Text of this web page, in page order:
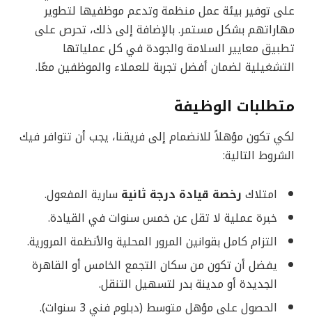
على توفير بيئة عمل منظمة وتدعم موظفيها لتطوير
مهاراتهم بشكل مستمر. بالإضافة إلى ذلك، تحرص على
تطبيق معايير السلامة والجودة في كل عملياتها
التشغيلية لضمان أفضل تجربة للعملاء والموظفين معًا.
متطلبات الوظيفة
لكي تكون مؤهلاً للانضمام إلى فريقنا، يجب أن تتوافر فيك
الشروط التالية:
امتلاك رخصة قيادة درجة ثانية سارية المفعول.
خبرة عملية لا تقل عن خمس سنوات في القيادة.
التزام كامل بقوانين المرور المحلية والأنظمة المرورية.
يفضل أن تكون من سكان التجمع الخامس أو القاهرة
الجديدة أو مدينة بدر لتسهيل التنقل.
الحصول على مؤهل متوسط (دبلوم فني 3 سنوات).